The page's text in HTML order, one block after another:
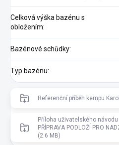
Celková výška bazénu s
obložením:
Bazénové schůdky:
Typ bazénu:
Referenční příběh kempu
Příloha uživatelského
PŘÍPRAVA PODLOŽÍ PRO
(2.6 MB)